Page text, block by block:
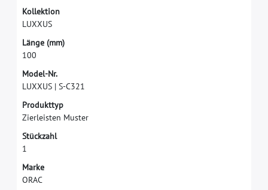
Kollektion
LUXXUS
Länge (mm)
100
Model-Nr.
LUXXUS | S-C321
Produkttyp
Zierleisten Muster
Stückzahl
1
Marke
ORAC